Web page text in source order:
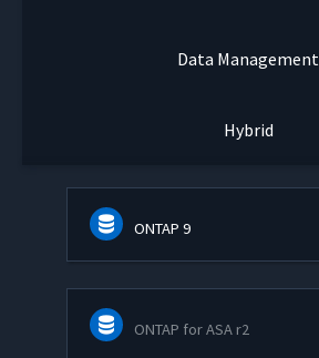
Data Management
Hybrid
ONTAP 9
ONTAP for ASA r2